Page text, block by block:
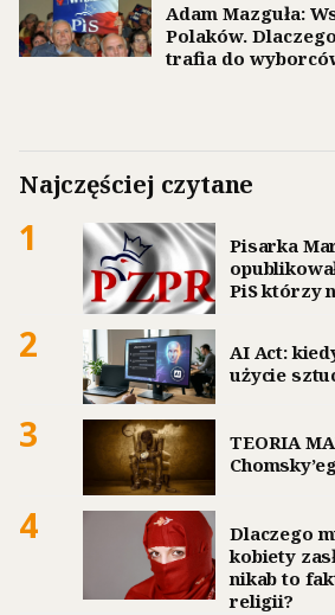
Adam Mazguła:
Polaków.
trafia do
Najczęściej czytane
1
Pisarka
PiS którzy
2
AI Act:
użycie
3
TEORIA
4
Dlaczego
kobiety
nikab to
religii?